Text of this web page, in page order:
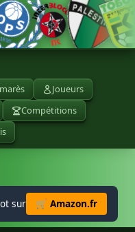
Joueurs
Compétitions
sur 🛒 Amazon.fr